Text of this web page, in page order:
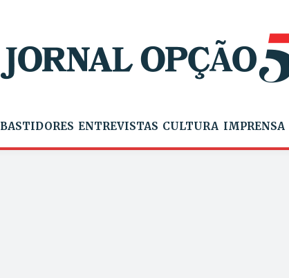
BASTIDORES ENTREVISTAS CULTURA IMPRENSA